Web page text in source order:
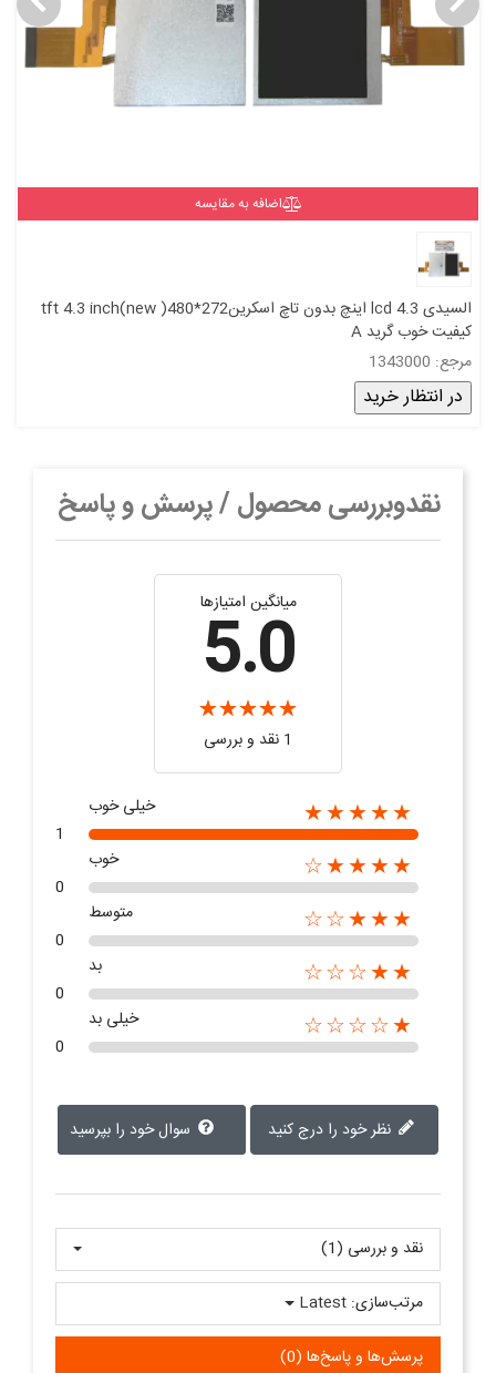
اضافه به مقایسه
السیدی 4.3 lcd اینچ بدون تاچ اسکرینtft 4.3 inch(new )480*272
کیفیت خوب گرید A
مرجع: 1343000
در انتظار خرید
نقدوبررسی محصول / پرسش و پاسخ
میانگین امتیازها
5.0
1 نقد و بررسی
★★★★★
خیلی خوب
1
★★★★☆
خوب
0
★★★☆☆
متوسط
0
★★☆☆☆
بد
0
★☆☆☆☆
خیلی بد
0
سوال خود را بپرسید
نقد و بررسی‌‌ (1)
پرسش‌ها و پاسخ‌ها (0)
مرتب‌سازی: Latest